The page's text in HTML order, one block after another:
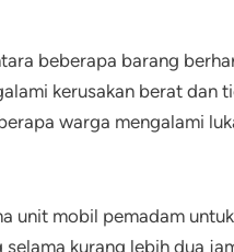
beberapa barang
kerusakan berat dan
warga mengalami
unit mobil pemadam untuk
kurang lebih dua